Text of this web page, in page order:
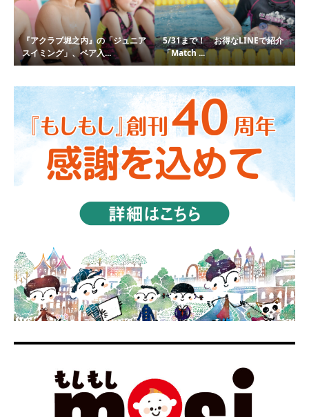
『アクラブ堀之内』の「ジュニア
スイミング」、ペア入...
5/31まで！ お得なLINEで紹介
「Match ...